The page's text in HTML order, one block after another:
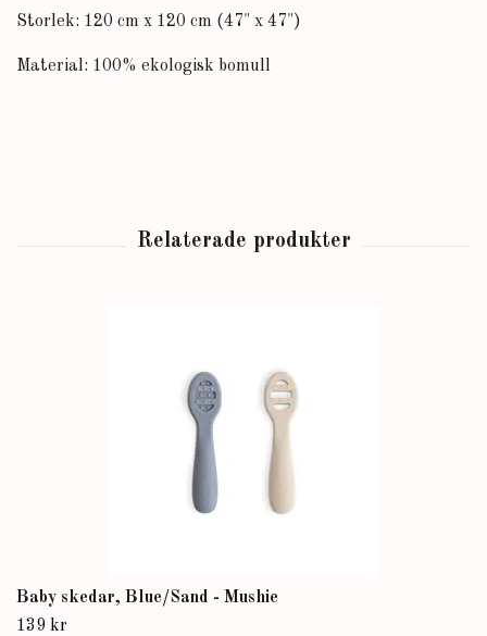
Storlek: 120 cm x 120 cm (47" x 47")
Material: 100% ekologisk bomull
Baby skedar, Blue/Sand - Mushie
139 kr